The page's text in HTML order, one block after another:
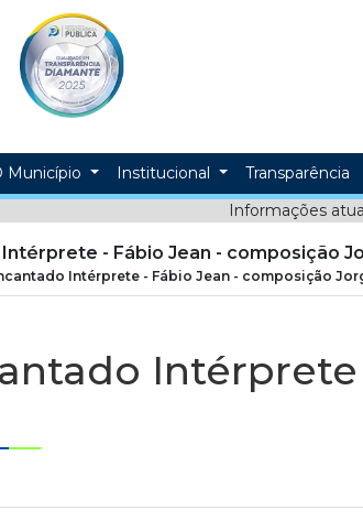
Município Institucional Transparência
Informações
- Fábio Jean - composição
Intérprete - Fábio Jean - composição